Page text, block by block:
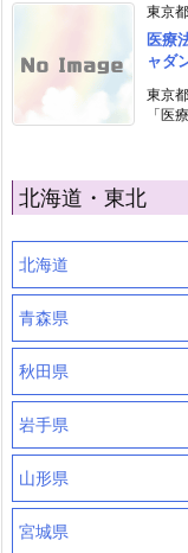
東京
医療
ャダ
東京
「医
北海道・東北
北海道
青森県
秋田県
岩手県
山形県
宮城県